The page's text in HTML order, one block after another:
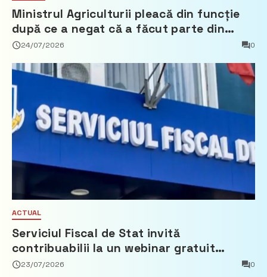
Ministrul Agriculturii pleacă din funcție
după ce a negat că a făcut parte din
Partidul Democrat
24/07/2026 0
ACTUAL
Serviciul Fiscal de Stat invită
contribuabilii la un webinar gratuit
privind calculul impozitului pe bunurile
23/07/2026 0